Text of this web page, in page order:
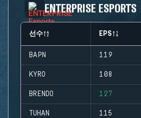
ENTERPRISE ESPORTS
선수 EPS
BAPN 119
KYRO 108
BRENDO 127
TUHAN 115